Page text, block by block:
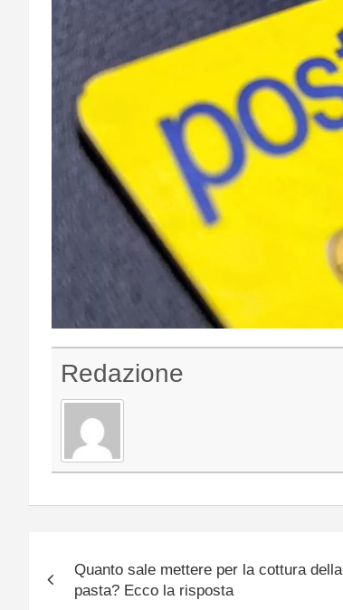
Redazione
articoli
Quanto sale mettere per la cottura della
pasta? Ecco la risposta